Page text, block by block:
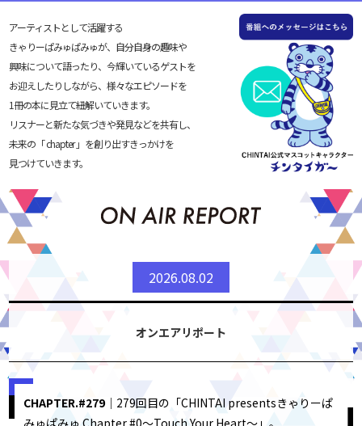
アーティストとして活躍する
きゃりーぱみゅぱみゅが、自分自身の趣味や
興味について語ったり、今輝いているゲストを
お迎えしたりしながら、様々なエピソードを
1冊の本に見立て紐解いていきます。
リスナーと新たな気づきや発見などを共有し、
未来の「 chapter 」を創り出すきっかけを
見つけていきます。
2026.08.02
オンエアリポート
CHAPTER.#279｜279回目の「CHINTAI presentsきゃりーぱ
みゅぱみゅ Chapter #0～Touch Your Heart～」。